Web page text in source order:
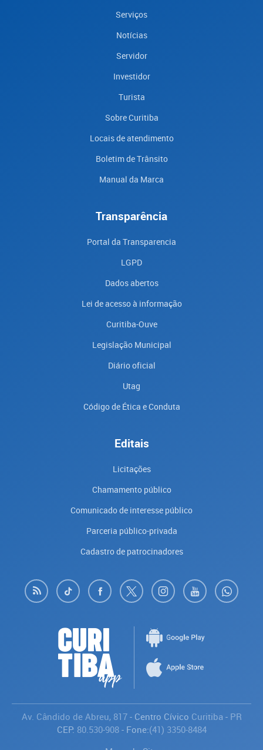
Serviços
Notícias
Servidor
Investidor
Turista
Sobre Curitiba
Locais de atendimento
Boletim de Trânsito
Manual da Marca
Transparência
Portal da Transparencia
LGPD
Dados abertos
Lei de acesso à informação
Curitiba-Ouve
Legislação Municipal
Diário oficial
Utag
Código de Ética e Conduta
Editais
Licitações
Chamamento público
Comunicado de interesse público
Parceria público-privada
Cadastro de patrocinadores
Av. Cândido de Abreu, 817- Centro Cívico Curitiba- PR
CEP: 80.530-908- Fone:(41) 3350-8484